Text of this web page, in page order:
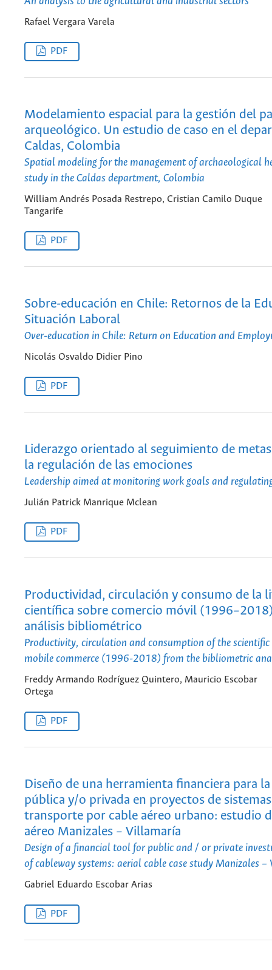
Rafael Vergara Varela
PDF
Modelamiento espacial para la gestión del
arqueológico. Un estudio de caso en el
Caldas, Colombia
Spatial modeling for the management of archaeological
study in the Caldas department, Colombia
William Andrés Posada Restrepo, Cristian Camilo Duque
Tangarife
PDF
Sobre-educación en Chile: Retornos de la
Situación Laboral
Over-education in Chile: Return on Education and
Nicolás Osvaldo Didier Pino
PDF
Liderazgo orientado al seguimiento de
la regulación de las emociones
Leadership aimed at monitoring work goals and
Julián Patrick Manrique Mclean
PDF
Productividad, circulación y consumo de la
científica sobre comercio móvil
análisis bibliométrico
Productivity, circulation and consumption of the
mobile commerce (1996-2018) from the bibliometric
Freddy Armando Rodríguez Quintero, Mauricio Escobar
Ortega
PDF
Diseño de una herramienta financiera para
pública y/o privada en proyectos de
transporte por cable aéreo urbano: estudio
aéreo Manizales – Villamaría
Design of a financial tool for public and / or private
of cableway systems: aerial cable case study Manizales
Gabriel Eduardo Escobar Arias
PDF